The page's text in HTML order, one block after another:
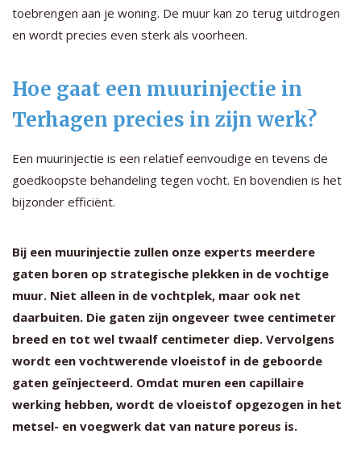
toebrengen aan je woning. De muur kan zo terug uitdrogen
en wordt precies even sterk als voorheen.
Hoe gaat een muurinjectie in
Terhagen precies in zijn werk?
Een muurinjectie is een relatief eenvoudige en tevens de
goedkoopste behandeling tegen vocht. En bovendien is het
bijzonder efficiënt.
Bij een muurinjectie zullen onze experts meerdere
gaten boren op strategische plekken in de vochtige
muur. Niet alleen in de vochtplek, maar ook net
daarbuiten. Die gaten zijn ongeveer twee centimeter
breed en tot wel twaalf centimeter diep. Vervolgens
wordt een vochtwerende vloeistof in de geboorde
gaten geïnjecteerd. Omdat muren een capillaire
werking hebben, wordt de vloeistof opgezogen in het
metsel- en voegwerk dat van nature poreus is.